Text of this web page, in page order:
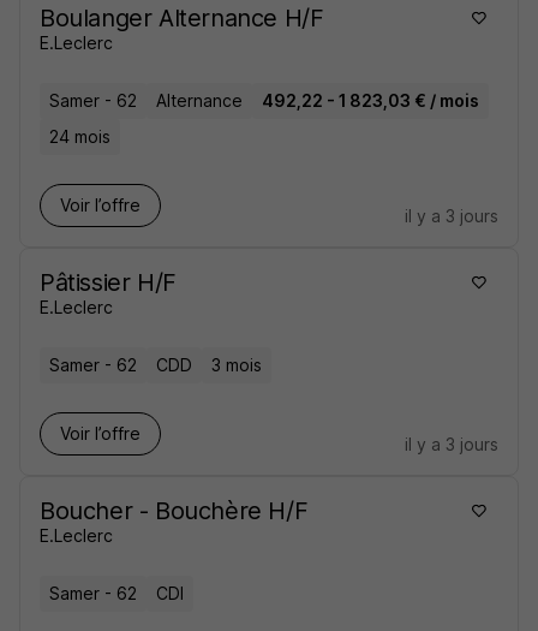
Boulanger Alternance H/F
E.Leclerc
Samer - 62 Alternance
492,22 - 1 823,03 € / mois
24 mois
Voir l’offre
il y a 3 jours
Pâtissier H/F
E.Leclerc
Samer - 62 CDD 3 mois
Voir l’offre
il y a 3 jours
Boucher - Bouchère H/F
E.Leclerc
Samer - 62 CDI